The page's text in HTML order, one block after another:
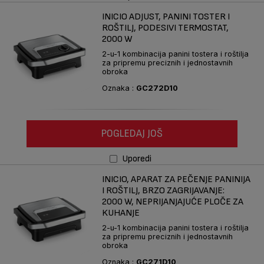
INICIO ADJUST, PANINI TOSTER I
ROŠTILJ, PODESIVI TERMOSTAT,
2000 W
2-u-1 kombinacija panini tostera i roštilja
za pripremu preciznih i jednostavnih
obroka
Oznaka : GC272D10
POGLEDAJ JOŠ
Uporedi
INICIO, APARAT ZA PEČENJE PANINIJA
I ROŠTILJ, BRZO ZAGRIJAVANJE:
2000 W, NEPRIJANJAJUĆE PLOČE ZA
KUHANJE
2-u-1 kombinacija panini tostera i roštilja
za pripremu preciznih i jednostavnih
obroka
Oznaka : GC271D10